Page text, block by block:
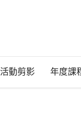
活動剪影 年度課